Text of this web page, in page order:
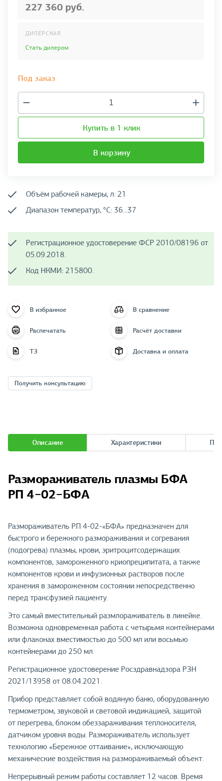
227 360 руб.
ДИЛЕРСКАЯ
Стать дилером
Под заказ
Купить в 1 клик
В корзину
Объём рабочей камеры, л: 21
Диапазон температур, °C: 36...37
Регистрационное удостоверение ФСР 2010/08196 от
05.09.2018.
Код НКМИ: 215800.
В избранное В сравнение
Распечатать Расчёт доставки
ТЗ Доставка и оплата
Получить консультацию
Описание Характеристики
Размораживатель плазмы БФА
РП 4−02−БФА
Размораживатель РП 4-02-«БФА» предназначен для
быстрого и бережного размораживания и согревания
(подогрева) плазмы, крови, эритроцитсодержащих
компонентов, замороженного криопреципитата, а также
компонентов крови и инфузионных растворов после
хранения в замороженном состоянии непосредственно
перед трансфузией пациенту.
Это самый вместительный размлораживатель в линейке.
Возможна одновременная работа с четырьмя контейнерами
или флаконах вместимостью до 500 мл или восьмью
контейнерами до 250 мл.
Регистрационное удостоверение Росздравнадзора РЗН
2021/13958 от 08.04.2021.
Прибор представляет собой водяную баню, оборудованную
термометром, звуковой и световой индикацией, защитой
от перегрева, блоком обеззараживания теплоносителя,
датчиком уровня воды. Размораживатель использует
технологию «Бережное оттаивание», исключающую
механические воздействия на размораживаемый объект.
Непрерывный режим работы составляет 12 часов. Время